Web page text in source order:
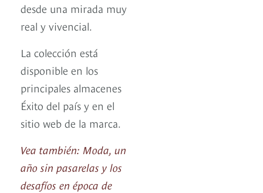
desde una mirada muy
real y vivencial.
La colección está
disponible en los
principales almacenes
Éxito del país y en el
sitio web de la marca.
Vea también: Moda, un
año sin pasarelas y los
desafíos en época de